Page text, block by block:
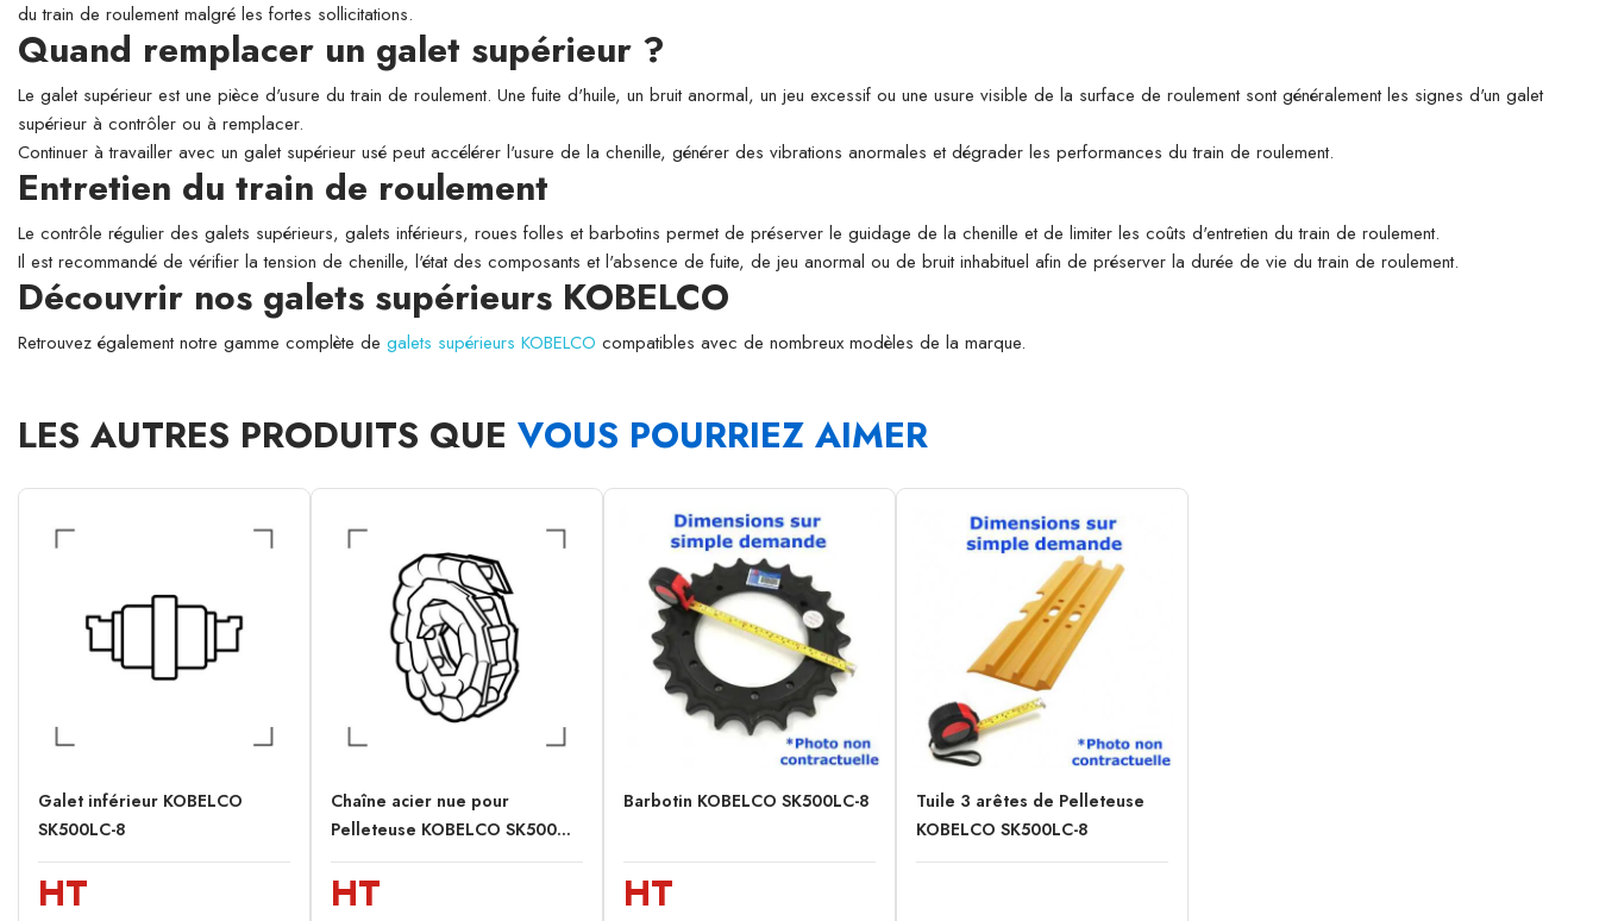
du train de roulement malgré les fortes sollicitations.
Quand remplacer un galet supérieur ?
Le galet supérieur est une pièce d'usure du train de roulement. Une fuite d'huile, un bruit anormal, un jeu excessif ou une usure visible de la surface de roulement sont généralement les signes d'un galet
supérieur à contrôler ou à remplacer.
Continuer à travailler avec un galet supérieur usé peut accélérer l'usure de la chenille, générer des vibrations anormales et dégrader les performances du train de roulement.
Entretien du train de roulement
Le contrôle régulier des galets supérieurs, galets inférieurs, roues folles et barbotins permet de préserver le guidage de la chenille et de limiter les coûts d'entretien du train de roulement.
Il est recommandé de vérifier la tension de chenille, l'état des composants et l'absence de fuite, de jeu anormal ou de bruit inhabituel afin de préserver la durée de vie du train de roulement.
Découvrir nos galets supérieurs KOBELCO
Retrouvez également notre gamme complète de galets supérieurs KOBELCO compatibles avec de nombreux modèles de la marque.
LES AUTRES PRODUITS QUE VOUS POURRIEZ AIMER
Galet inférieur KOBELCO
SK500LC-8
HT
Chaîne acier nue pour
Pelleteuse KOBELCO SK500...
HT
Barbotin KOBELCO SK500LC-8
HT
Tuile 3 arêtes de Pelleteuse
KOBELCO SK500LC-8